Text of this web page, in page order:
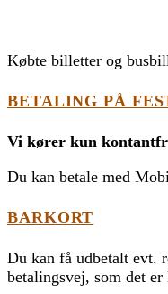
Købte billetter og
BETALING PÅ
Vi kører kun
Du kan betale med
BARKORT
Du kan få udbetalt evt.
betalingsvej, som det er